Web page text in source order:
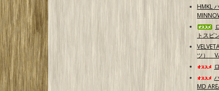
HMKL
トスピ
ツ）
MD